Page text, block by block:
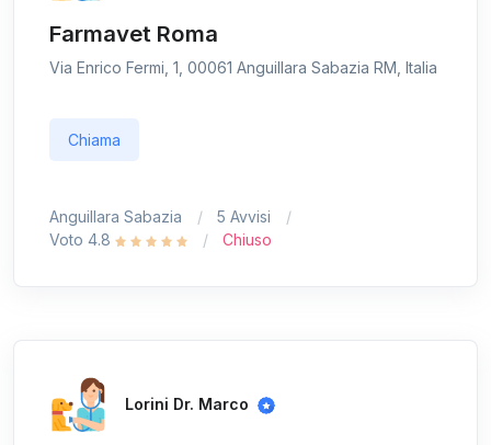
Farmavet Roma
Via Enrico Fermi, 1, 00061 Anguillara Sabazia RM, Italia
Chiama
Anguillara Sabazia
5 Avvisi
Voto 4.8
Chiuso
Lorini Dr. Marco